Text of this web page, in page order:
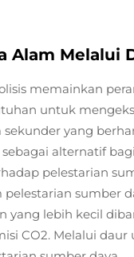
Alam Melalui
memainkan
untuk
yang
alternatif
pelestarian
sumber
lebih kecil
CO2. Melalui